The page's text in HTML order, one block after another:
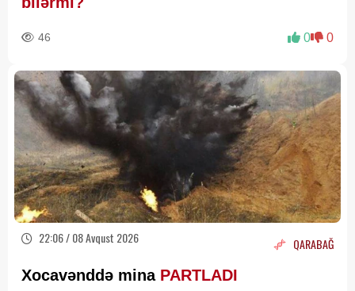
46 0 0
22:06 / 08 Avqust 2026 QARABAĞ
Xocavənddə mina PARTLADI